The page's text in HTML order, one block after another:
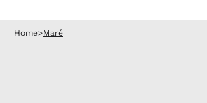
Home>Maré